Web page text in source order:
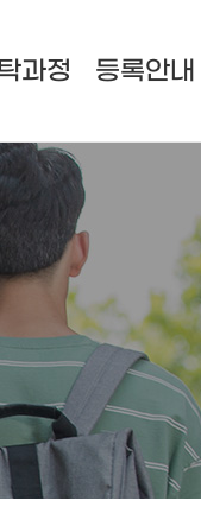
과정 등록안내